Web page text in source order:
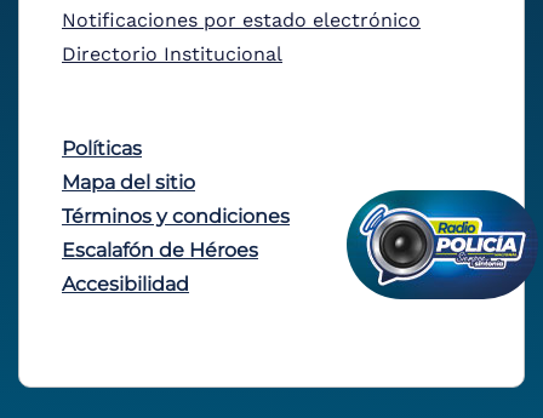
Notificaciones por estado electrónico
Directorio Institucional
Políticas
Mapa del sitio
Términos y condiciones
Escalafón de Héroes
Accesibilidad